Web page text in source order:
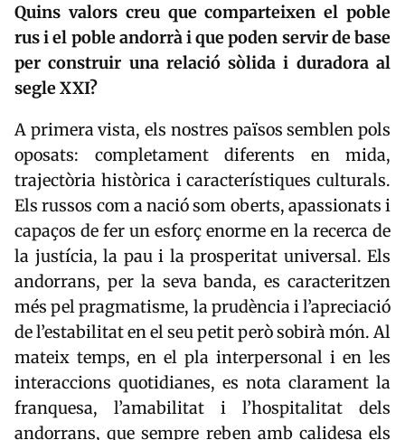
Quins valors creu que comparteixen el poble
rus i el poble andorrà i que poden servir de base
per construir una relació sòlida i duradora al
segle XXI?
A primera vista, els nostres països semblen pols
oposats: completament diferents en mida,
trajectòria històrica i característiques culturals.
Els russos com a nació som oberts, apassionats i
capaços de fer un esforç enorme en la recerca de
la justícia, la pau i la prosperitat universal. Els
andorrans, per la seva banda, es caracteritzen
més pel pragmatisme, la prudència i l’apreciació
de l’estabilitat en el seu petit però sobirà món. Al
mateix temps, en el pla interpersonal i en les
interaccions quotidianes, es nota clarament la
franquesa, l’amabilitat i l’hospitalitat dels
andorrans, que sempre reben amb calidesa els